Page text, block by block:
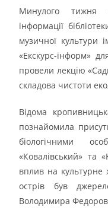
Минулого тижня
інформації
музичної культури
«Екскурс-інформ»
провели лекцію
складова чистоти
Відома
познайомила
біологічними
«Ковалівський» та
вплив на культурне
острів був
Володимира